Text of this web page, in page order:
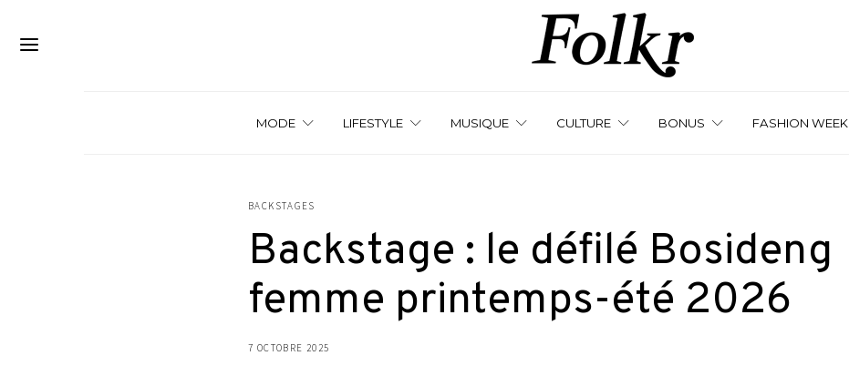
MODE LIFESTYLE MUSIQUE CULTURE BONUS FASHION WEEK
BACKSTAGES
Backstage : le défilé Bosideng
femme printemps-été 2026
7 OCTOBRE 2025